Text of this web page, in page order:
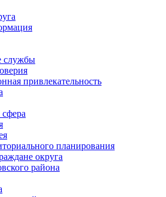
службы
привлекательность
планирования
округа
района